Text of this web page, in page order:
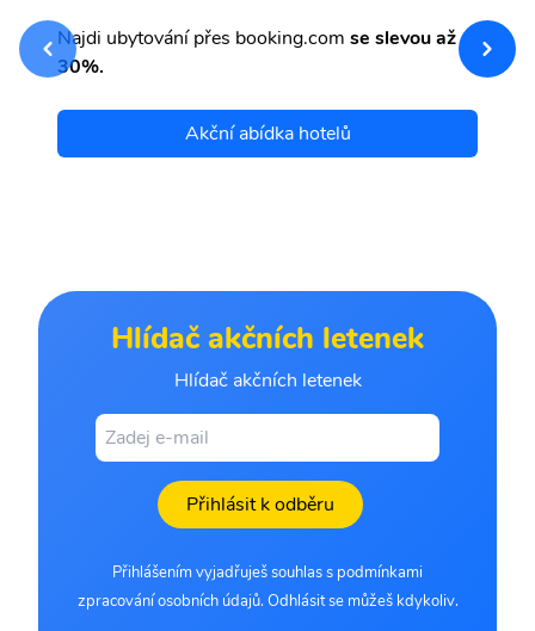
Najdi ubytování přes booking.com se slevou až
30%.
Akční abídka hotelů
Hlídač akčních letenek
Hlídač akčních letenek
Přihlásit k odběru
Přihlášením vyjadřuješ souhlas s podmínkami
zpracování osobních údajů. Odhlásit se můžeš kdykoliv.